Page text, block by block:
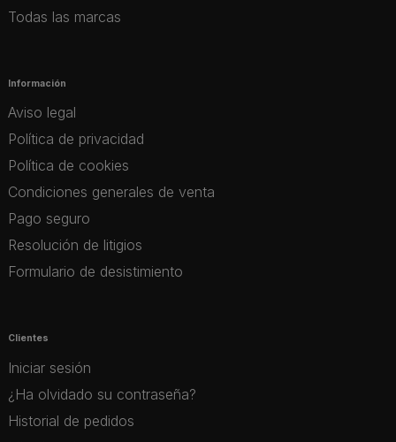
Todas las marcas
Información
Aviso legal
Política de privacidad
Política de cookies
Condiciones generales de venta
Pago seguro
Resolución de litigios
Formulario de desistimiento
Clientes
Iniciar sesión
¿Ha olvidado su contraseña?
Historial de pedidos